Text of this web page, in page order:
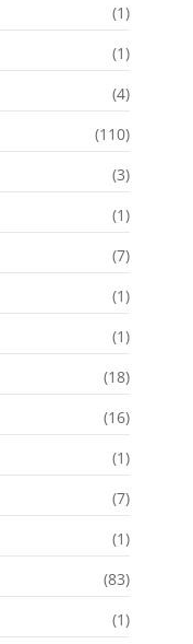
(1)
(1)
(4)
(110)
(3)
(1)
(7)
(1)
(1)
(18)
(16)
(1)
(7)
(1)
(83)
(1)